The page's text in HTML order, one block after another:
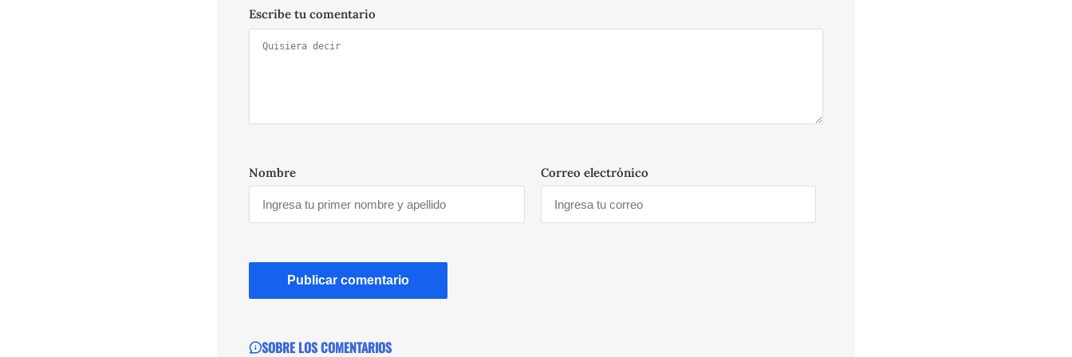
Escribe tu comentario
Nombre Correo electrónico
SOBRE LOS COMENTARIOS